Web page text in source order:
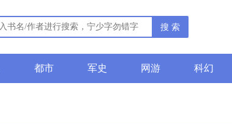
搜 索
都市 军史 网游 科幻